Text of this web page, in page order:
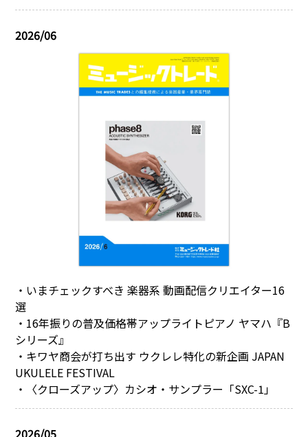
2026/06
・いまチェックすべき 楽器系 動画配信クリエイター16
選
・16年振りの普及価格帯アップライトピアノ ヤマハ『B
シリーズ』
・キワヤ商会が打ち出す ウクレレ特化の新企画 JAPAN
UKULELE FESTIVAL
・〈クローズアップ〉カシオ・サンプラー「SXC-1」
2026/05